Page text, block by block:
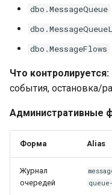
dbo.MessageQueue
dbo.MessageFlows
Что контролируется:
события, остановка/
Административные
Форма Alias
Журнал
очередей